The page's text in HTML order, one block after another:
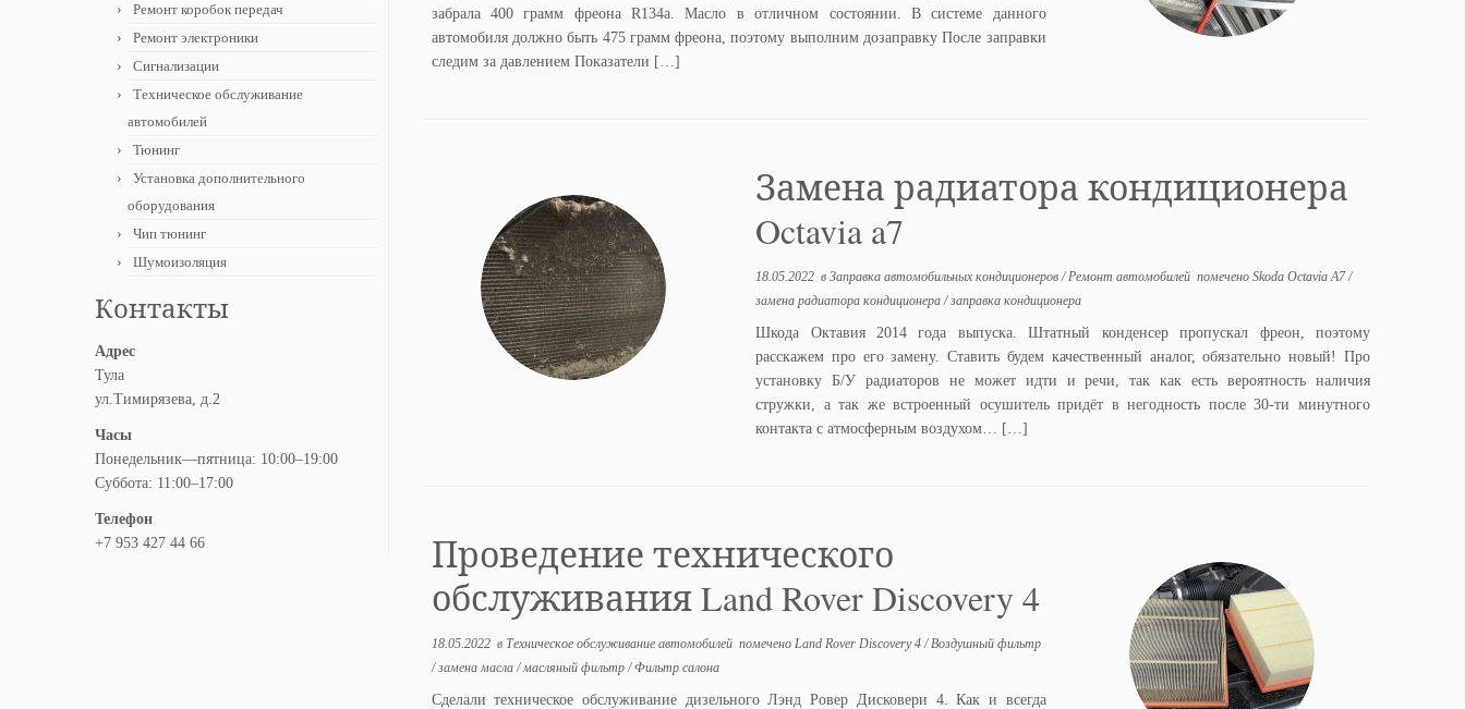
Ремонт коробок передач
Ремонт электроники
Сигнализации
Техническое обслуживание
автомобилей
Тюнинг
Установка дополнительного
оборудования
Чип тюнинг
Шумоизоляция
Контакты
Адрес
Тула
ул.Тимирязева, д.2
Часы
Понедельник—пятница: 10:00–19:00
Суббота: 11:00–17:00
Телефон
+7 953 427 44 66
забрала 400 грамм фреона R134a. Масло в отличном состоянии. В системе данного
автомобиля должно быть 475 грамм фреона, поэтому выполним дозаправку После заправки
следим за давлением Показатели […]
Замена радиатора кондиционера
Octavia a7
18.05.2022 вЗаправка автомобильных кондиционеров/Ремонт автомобилей помеченоSkoda Octavia A7/
замена радиатора кондиционера/заправка кондиционера
Шкода Октавия 2014 года выпуска. Штатный конденсер пропускал фреон, поэтому
расскажем про его замену. Ставить будем качественный аналог, обязательно новый! Про
установку Б/У радиаторов не может идти и речи, так как есть вероятность наличия
стружки, а так же встроенный осушитель придёт в негодность после 30-ти минутного
контакта с атмосферным воздухом… […]
Проведение технического
обслуживания Land Rover Discovery 4
18.05.2022в Техническое обслуживание автомобилей помечено Land Rover Discovery 4/Воздушный фильтр
/замена масла/масляный фильтр/Фильтр салона
Сделали техническое обслуживание дизельного Лэнд Ровер Дисковери 4. Как и всегда